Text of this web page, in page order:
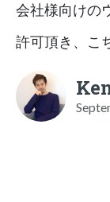
会社様向けの
許可頂き、こ